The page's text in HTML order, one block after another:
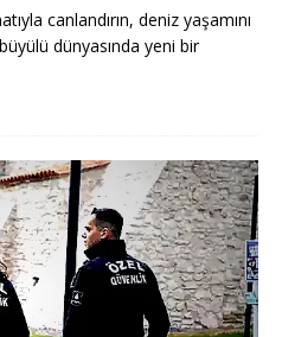
canlandırın, deniz yaşamını
dünyasında yeni bir